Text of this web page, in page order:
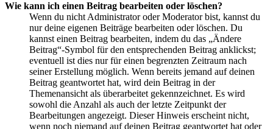
Wie kann ich einen Beitrag bearbeiten oder löschen?
Wenn du nicht Administrator oder Moderator bist, kannst du
nur deine eigenen Beiträge bearbeiten oder löschen. Du
kannst einen Beitrag bearbeiten, indem du das „Ändere
Beitrag“-Symbol für den entsprechenden Beitrag anklickst;
eventuell ist dies nur für einen begrenzten Zeitraum nach
seiner Erstellung möglich. Wenn bereits jemand auf deinen
Beitrag geantwortet hat, wird dein Beitrag in der
Themenansicht als überarbeitet gekennzeichnet. Es wird
sowohl die Anzahl als auch der letzte Zeitpunkt der
Bearbeitungen angezeigt. Dieser Hinweis erscheint nicht,
wenn noch niemand auf deinen Beitrag geantwortet hat oder